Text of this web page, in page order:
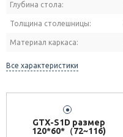
Глубина стола:
Толщина столешницы:
Материал каркаса:
Все характеристики
GTX-S1D размер
120*60*（72~116)